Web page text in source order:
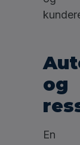
og
En